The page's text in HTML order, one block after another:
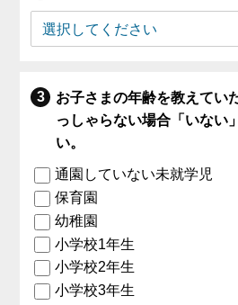
お子さまの年齢を教えてい
っしゃらない場合「いない
い。
通園していない未就学児
保育園
幼稚園
小学校1年生
小学校2年生
小学校3年生